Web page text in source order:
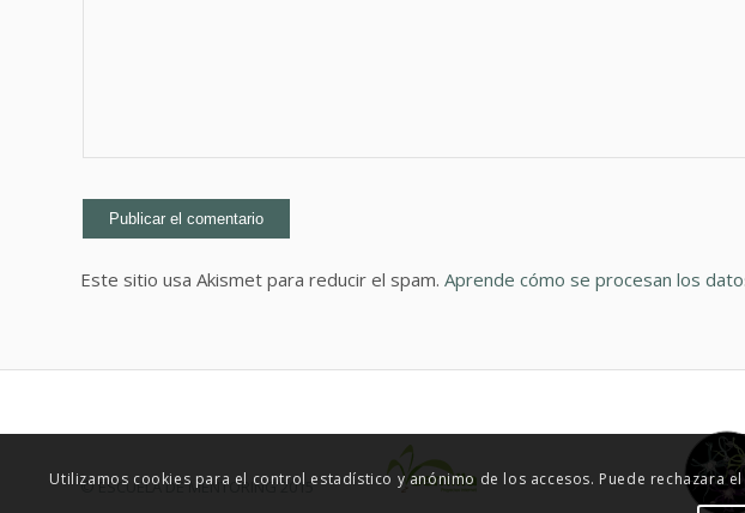
Este sitio usa Akismet para reducir el spam. Aprende cómo se procesan los
© ESCUELA DE MENTORING 2015
Utilizamos cookies para el control estadístico y anónimo de los accesos. Puede rechazara